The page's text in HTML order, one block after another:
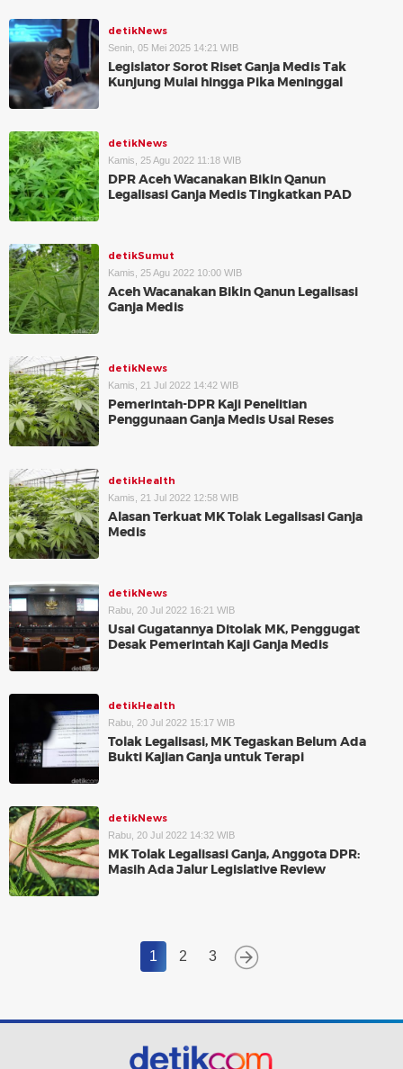
detikNews
Senin, 05 Mei 2025 14:21 WIB
Legislator Sorot Riset Ganja Medis Tak
Kunjung Mulai hingga Pika Meninggal
detikNews
Kamis, 25 Agu 2022 11:18 WIB
DPR Aceh Wacanakan Bikin Qanun
Legalisasi Ganja Medis Tingkatkan PAD
detikSumut
Kamis, 25 Agu 2022 10:00 WIB
Aceh Wacanakan Bikin Qanun Legalisasi
Ganja Medis
detikNews
Kamis, 21 Jul 2022 14:42 WIB
Pemerintah-DPR Kaji Penelitian
Penggunaan Ganja Medis Usai Reses
detikHealth
Kamis, 21 Jul 2022 12:58 WIB
Alasan Terkuat MK Tolak Legalisasi Ganja
Medis
detikNews
Rabu, 20 Jul 2022 16:21 WIB
Usai Gugatannya Ditolak MK, Penggugat
Desak Pemerintah Kaji Ganja Medis
detikHealth
Rabu, 20 Jul 2022 15:17 WIB
Tolak Legalisasi, MK Tegaskan Belum Ada
Bukti Kajian Ganja untuk Terapi
detikNews
Rabu, 20 Jul 2022 14:32 WIB
MK Tolak Legalisasi Ganja, Anggota DPR:
Masih Ada Jalur Legislative Review
1 2 3